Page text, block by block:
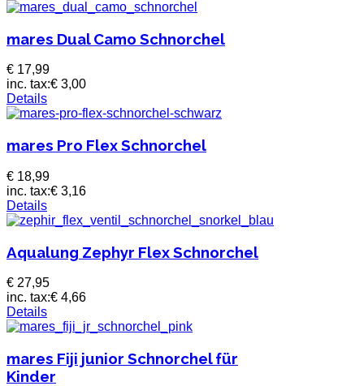
mares Dual Camo Schnorchel
€ 17,99
inc. tax:€ 3,00
Details
mares Pro Flex Schnorchel
€ 18,99
inc. tax:€ 3,16
Details
Aqualung Zephyr Flex Schnorchel
€ 27,95
inc. tax:€ 4,66
Details
mares Fiji junior Schnorchel für
Kinder